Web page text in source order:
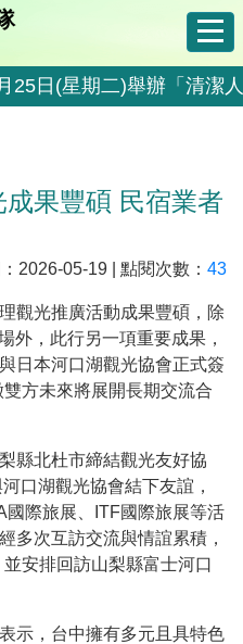
25日(星期二)舉辦「清潔
25日(星期二)舉辦「清潔
11日(星期二)舉辦「清潔
18日(星期二)舉辦「清潔
18日(星期二)舉辦「清
質, 請撥打通報專線0800-
應非洲豬瘟疫情，市民端
端廚餘收運排出方式不變
演習行動網路降速演練
果豐碩 民宿業者
2026-05-19 | 點閱次數： 43
觀光推廣活動成果豐碩，除
外，此行另一項重要成果，
日本河口湖觀光協會正式簽
方未來將展開長期交流合
縣北杜市締結觀光友好協
口湖觀光協會結下友誼，
國際旅展、ITF國際旅展等活
多次互訪交流與情誼累積，
安排回訪山梨縣富士河口
示，台中擁有多元且具特色